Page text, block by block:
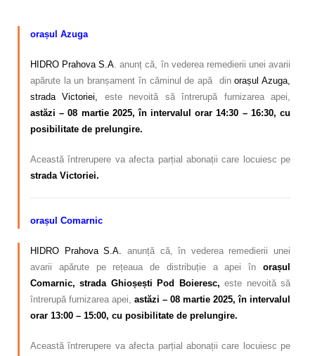
orașul Azuga
HIDRO Prahova S.A. anunț că, în vederea remedierii unei avarii
apărute la un branșament în căminul de apă dinorașul Azuga,
strada Victoriei, este nevoită să întrerupă furnizarea apei,
astăzi – 08 martie 2025, în intervalul orar 14:30 – 16:30, cu
posibilitate de prelungire.
Această întrerupere va afecta parțial abonații care locuiesc pe
strada Victoriei.
orașul Comarnic
HIDRO Prahova S.A.
anunță că, în vederea remedierii unei
avarii apărute pe rețeaua de distribuție a apei în orașul
Comarnic, strada Ghioșești Pod Boieresc, este nevoită să
întrerupă furnizarea apei, astăzi – 08 martie 2025, în intervalul
orar 13:00 – 15:00, cu posibilitate de prelungire.
Această întrerupere va afecta parțial abonații care locuiesc pe